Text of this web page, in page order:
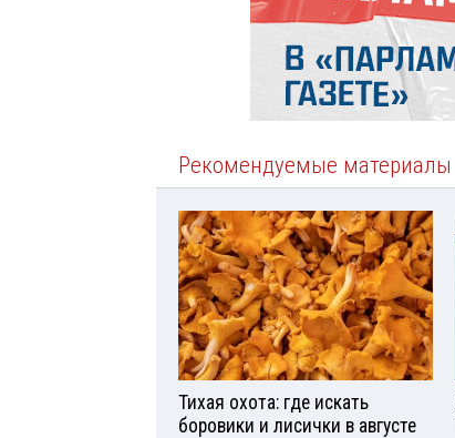
Рекомендуемые материалы
Тихая охота: где искать
боровики и лисички в августе